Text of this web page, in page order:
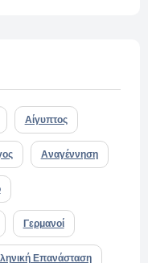
Αίγυπτος
Αναγέννηση
Γερμανοί
Επανάσταση